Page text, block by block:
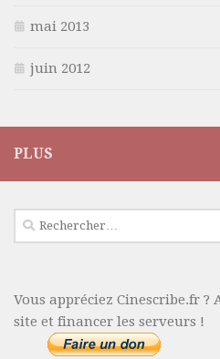
mai 2013
juin 2012
PLUS
Rechercher :
Vous appréciez Cinescribe.fr
site et financer les serveurs !